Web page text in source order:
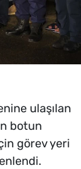
ulaşılan
botun
görev yeri